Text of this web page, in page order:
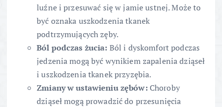
luźne i przesuwać się w jamie ustnej. Może to
być oznaka uszkodzenia tkanek
podtrzymujących zęby.
Ból podczas żucia: Ból i dyskomfort podczas
jedzenia mogą być wynikiem zapalenia dziąseł
i uszkodzenia tkanek przyzębia.
Zmiany w ustawieniu zębów:Choroby
dziąseł mogą prowadzić do przesunięcia